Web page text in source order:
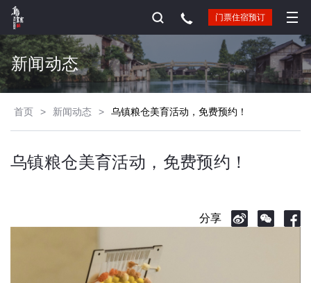
门票住宿预订
新闻动态
首页 > 新闻动态 > 乌镇粮仓美育活动，免费预约！
乌镇粮仓美育活动，免费预约！
分享